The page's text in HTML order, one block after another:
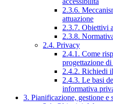
2.3.6.
attuazione
2.3.7. Obiettivi
2.3.8.
2.4. Privacy
2.4.1. Come
progettazione
2.4.2. Richiedi
2.4.3. Le basi
informativa
3. Pianificazione, gestione e